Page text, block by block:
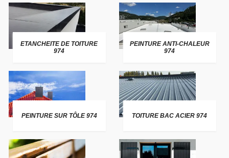
ETANCHEITE DE TOITURE
974
PEINTURE ANTI-CHALEUR
974
PEINTURE SUR TÔLE 974 TOITURE BAC ACIER 974